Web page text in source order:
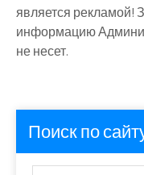
является рекламой!
информацию
не несет.
Поиск по